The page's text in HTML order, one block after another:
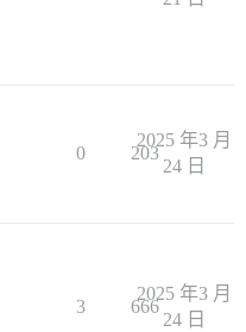
0 203
2025 年3 月
24 日
3 666
2025 年3 月
24 日